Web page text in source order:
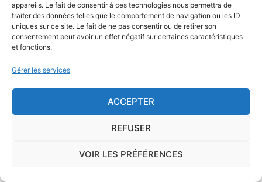
appareils. Le fait de consentir à ces technologies nous permettra de
traiter des données telles que le comportement de navigation ou les ID
uniques sur ce site. Le fait de ne pas consentir ou de retirer son
consentement peut avoir un effet négatif sur certaines caractéristiques
et fonctions.
Gérer les services
ACCEPTER
REFUSER
VOIR LES PRÉFÉRENCES
règles comme l'utilisation des bois secs, le fait
d'éviter autant que possible lecontact direct entre
le bois et le sol, de s'assurer de l'étanchéité des
façades et toitures, de prévoir des aérations en
sous-sol.
Je demande le descriptif des